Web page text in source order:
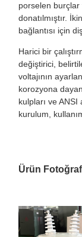
porselen burçlar
donatılmıştır.
bağlantısı için
Harici bir
değiştirici,
voltajının
korozyona
kulpları ve
kurulum,
Ürün